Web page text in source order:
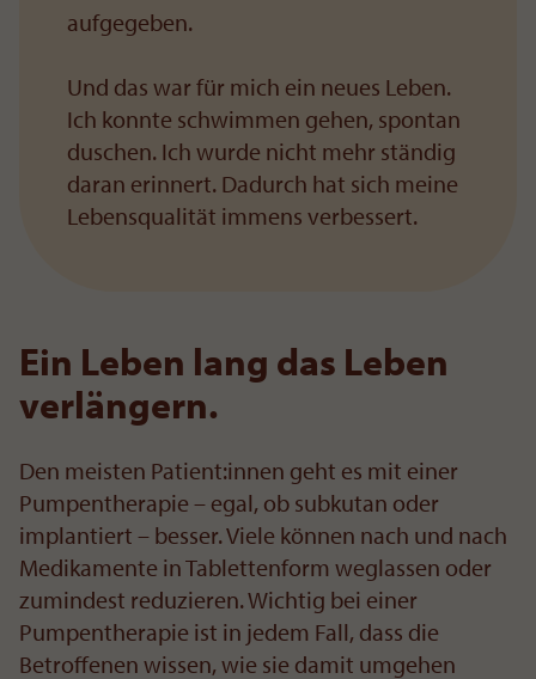
aufgegeben.
Und das war für mich ein neues Leben.
Ich konnte schwimmen gehen, spontan
duschen. Ich wurde nicht mehr ständig
daran erinnert. Dadurch hat sich meine
Lebensqualität immens verbessert.
Ein Leben lang das Leben
verlängern.
Den meisten Patient:innen geht es mit einer
Pumpentherapie – egal, ob subkutan oder
implantiert – besser. Viele können nach und nach
Medikamente in Tablettenform weglassen oder
zumindest reduzieren. Wichtig bei einer
Pumpentherapie ist in jedem Fall, dass die
Betroffenen wissen, wie sie damit umgehen